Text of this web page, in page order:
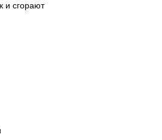
и сгорают